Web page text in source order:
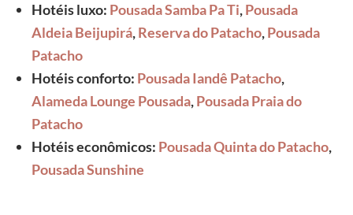
Hotéis luxo: Pousada Samba Pa Ti,Pousada
Aldeia Beijupirá,Reserva do Patacho,Pousada
Patacho
Hotéis conforto: Pousada Iandê Patacho,
Alameda Lounge Pousada,Pousada Praia do
Patacho
Hotéis econômicos: Pousada Quinta do Patacho,
Pousada Sunshine